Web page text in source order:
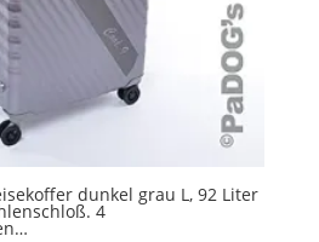
dunkel grau L, 92 Liter
4